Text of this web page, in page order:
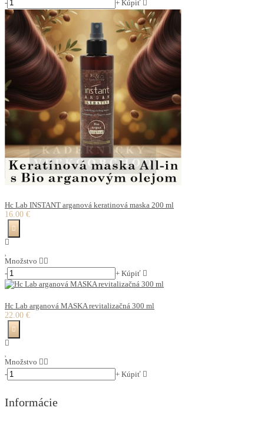
-
+ Kúpiť
Hc Lab INSTANT arganová keratinová maska 200 ml
16.00 €
Množstvo
-
+ Kúpiť
Hc Lab arganová MASKA revitalizačná 300 ml
22.00 €
Množstvo
-
+ Kúpiť
Informácie